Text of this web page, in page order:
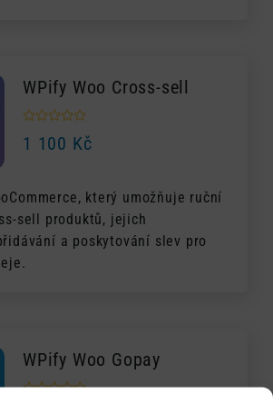
WPify Woo Cross-sell
1 100 Kč
který umožňuje ruční
sell produktů, jejich
a poskytování slev pro
WPify Woo Gopay